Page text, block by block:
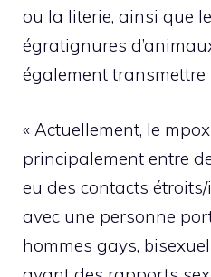
ou la literie, ainsi que
égratignures
également transmettre
« Actuellement, le
principalement entre
eu des contacts
avec une personne
hommes gays,